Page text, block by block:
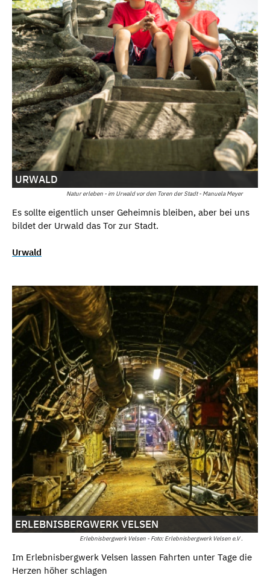
Natur erleben - im Urwald vor den Toren der Stadt - Manuela Meyer
URWALD
Es sollte eigentlich unser Geheimnis bleiben, aber bei uns
bildet der Urwald das Tor zur Stadt.
Urwald
Erlebnisbergwerk Velsen - Foto: Erlebnisbergwerk Velsen e.V .
ERLEBNISBERGWERK VELSEN
Im Erlebnisbergwerk Velsen lassen Fahrten unter Tage die
Herzen höher schlagen